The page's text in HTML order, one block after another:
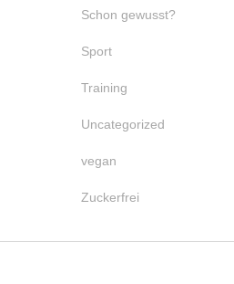
Schon gewusst?
Sport
Training
Uncategorized
vegan
Zuckerfrei